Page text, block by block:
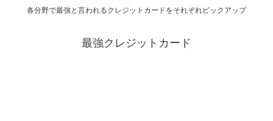
各分野で最強と言われるクレジットカードをそれぞれピックアップ
最強クレジットカード